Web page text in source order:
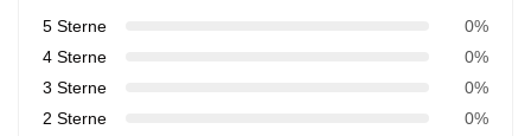
5 Sterne
0%
4 Sterne
0%
3 Sterne
0%
2 Sterne
0%